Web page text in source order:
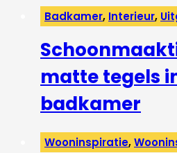
Badkamer, Interieur,
matte tegels
badkamer
Wooninspiratie,